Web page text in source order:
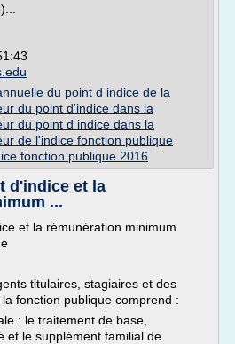
du point d indice de la
du point d'indice dans la
du point d indice dans la
de l'indice fonction publique
fonction publique 2016
d'indice et la
...
et la rémunération minimum
titulaires, stagiaires et des
fonction publique comprend :
: le traitement de base,
et le supplément familial de